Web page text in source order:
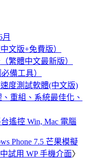
文版+免費版）
繁體中文最新版）
備工具）
速度測試軟體(中文版)
、重組、系統最佳化、
遙控 Win, Mac 電腦
Phone 7.5 芒果模擬
試用 WP 手機介面〉